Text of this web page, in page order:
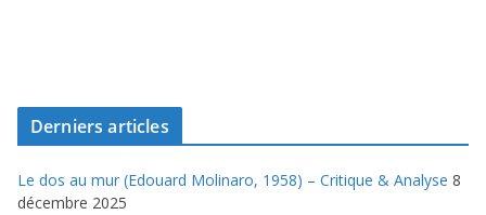
Derniers articles
Le dos au mur (Edouard Molinaro, 1958) – Critique & Analyse 8
décembre 2025